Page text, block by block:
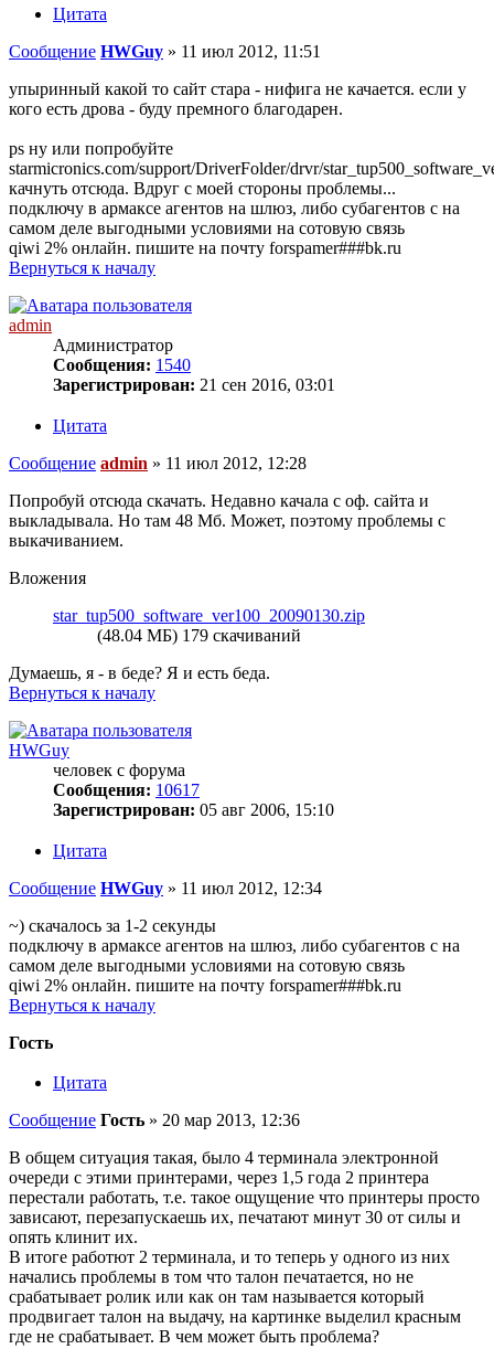
Цитата
Сообщение HWGuy » 11 июл 2012, 11:51
упыринный какой то сайт стара - нифига не качается. если у
кого есть дрова - буду премного благодарен.
ps ну или попробуйте
starmicronics.com/support/DriverFolder/drvr/
качнуть отсюда. Вдруг с моей стороны проблемы...
подключу в армаксе агентов на шлюз, либо субагентов с на
самом деле выгодными условиями на сотовую связь
qiwi 2% онлайн. пишите на почту forspamer###bk.ru
Вернуться к началу
admin
Администратор
Сообщения: 1540
Зарегистрирован: 21 сен 2016, 03:01
Цитата
Сообщение admin » 11 июл 2012, 12:28
Попробуй отсюда скачать. Недавно качала с оф. сайта и
выкладывала. Но там 48 Мб. Может, поэтому проблемы с
выкачиванием.
Вложения
star_tup500_software_ver100_20090130.zip
(48.04 МБ) 179 скачиваний
Думаешь, я - в беде? Я и есть беда.
Вернуться к началу
HWGuy
человек с форума
Сообщения: 10617
Зарегистрирован: 05 авг 2006, 15:10
Цитата
Сообщение HWGuy » 11 июл 2012, 12:34
~) скачалось за 1-2 секунды
подключу в армаксе агентов на шлюз, либо субагентов с на
самом деле выгодными условиями на сотовую связь
qiwi 2% онлайн. пишите на почту forspamer###bk.ru
Вернуться к началу
Гость
Цитата
Сообщение Гость » 20 мар 2013, 12:36
В общем ситуация такая, было 4 терминала электронной
очереди с этими принтерами, через 1,5 года 2 принтера
перестали работать, т.е. такое ощущение что принтеры просто
зависают, перезапускаешь их, печатают минут 30 от силы и
опять клинит их.
В итоге работют 2 терминала, и то теперь у одного из них
начались проблемы в том что талон печатается, но не
срабатывает ролик или как он там называется который
продвигает талон на выдачу, на картинке выделил красным
где не срабатывает. В чем может быть проблема?